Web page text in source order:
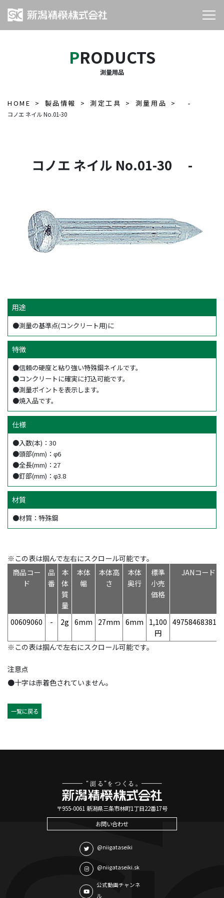
PRODUCTS
測量用品
HOME 製品情報 測定工具 測量用品
コノエ ネイル No.01-30
-
コノエ ネイル No.01-30 -
用途
●測量の基準点(コンクリート用)に
特徴
●信頼の硬度と粘り強い特殊鋼ネイルです。
●コンクリートに確実に打込可能です。
●測量ポイントを表示します。
●焼入品です。
仕様
●入数(本)：30
●頭部(mm)：φ6
●全長(mm)：27
●釘部(mm)：φ3.8
材質
●材質：特殊鋼
※この表は掴んで左右にスクロール可能です。
商品コー
ド
品
番
本
体
質
量
本体
幅
本体高
さ
本体
奥行
標準
小売
価格
JANコード
00609060 - 2g 6mm 27mm 6mm
1,100
円
4975846838147
※この表は掴んで左右にスクロール可能です。
注意点
●十字は赤着色されていません。
一覧に戻る
〒955-0061 新潟県三条市林町1丁目22番17号
お問い合わせ
@niigataseiki
@niigataseiki.sk
公式動画チャンネ
ル